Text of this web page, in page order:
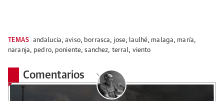
TEMAS andalucia,aviso, borrasca, jose, laulhé, malaga, maría,
naranja, pedro, poniente,sanchez, terral, viento
Comentarios